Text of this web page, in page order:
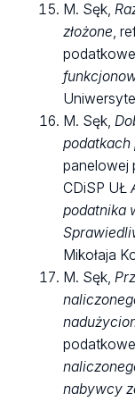
M. Sęk,
złożone,
M. Sęk,
podatkach
panelowej
CDiSP UŁ
podatnika
Mikołaja
M. Sęk,
nabywcy